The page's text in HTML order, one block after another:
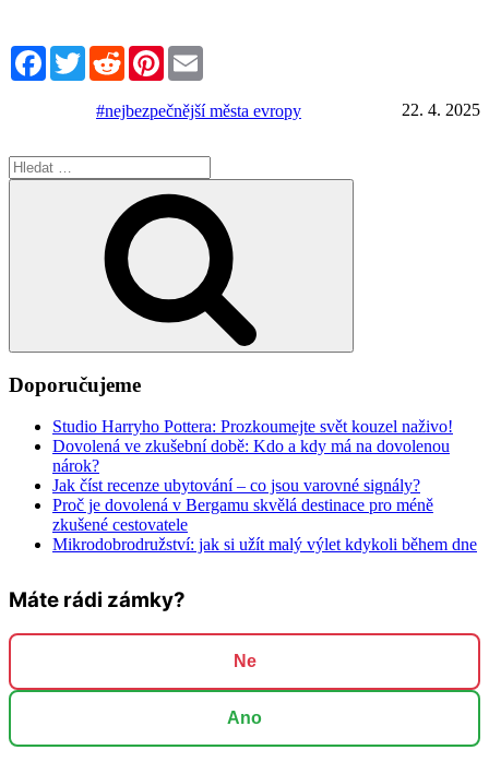
FacebookTwitterRedditPinterest
22. 4. 2025
#nejbezpečnější města evropy
Hledat:
Doporučujeme
Studio Harryho Pottera: Prozkoumejte svět kouzel naživo!
Dovolená ve zkušební době: Kdo a kdy má na dovolenou
nárok?
Jak číst recenze ubytování – co jsou varovné signály?
Proč je dovolená v Bergamu skvělá destinace pro méně
zkušené cestovatele
Mikrodobrodružství: jak si užít malý výlet kdykoli během dne
Máte rádi zámky?
Ne
Ano